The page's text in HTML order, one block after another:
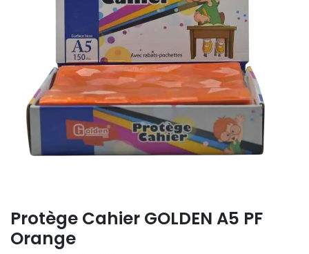
Protège Cahier GOLDEN A5 PF
Orange